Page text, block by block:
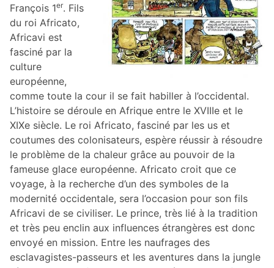
François 1er. Fils
du roi Africato,
Africavi est
fasciné par la
culture
européenne,
comme toute la cour il se fait habiller à l’occidental.
L’histoire se déroule en Afrique entre le XVIIIe et le
XIXe siècle. Le roi Africato, fasciné par les us et
coutumes des colonisateurs, espère réussir à résoudre
le problème de la chaleur grâce au pouvoir de la
fameuse glace européenne. Africato croit que ce
voyage, à la recherche d’un des symboles de la
modernité occidentale, sera l’occasion pour son fils
Africavi de se civiliser. Le prince, très lié à la tradition
et très peu enclin aux influences étrangères est donc
envoyé en mission. Entre les naufrages des
esclavagistes-passeurs et les aventures dans la jungle